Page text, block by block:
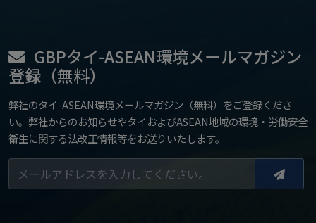
GBPタイ-ASEAN環境メールマガジン
登録（無料）
弊社のタイ-ASEAN環境メールマガジン（無料）をご登録くださ
い。弊社からのお知らせやタイおよびASEAN地域の環境・労働安全
衛生に関する法改正情報等をお送りいたします。